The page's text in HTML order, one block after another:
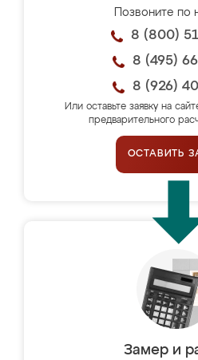
Позвоните по
8 (800)
8 (495)
8 (926)
Или оставьте заявку на
предварительного
ОСТАВИТЬ
Замер и